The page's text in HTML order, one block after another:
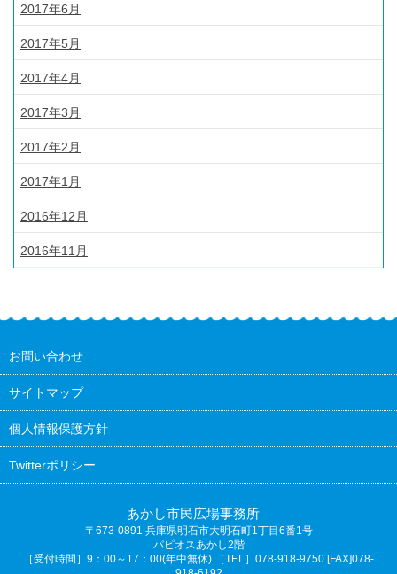
2017年6月
2017年5月
2017年4月
2017年3月
2017年2月
2017年1月
2016年12月
2016年11月
お問い合わせ
サイトマップ
個人情報保護方針
Twitterポリシー
あかし市民広場事務所
〒673-0891 兵庫県明石市大明石町1丁目6番1号
パピオスあかし2階
［受付時間］9：00～17：00(年中無休) ［TEL］078-918-9750 [FAX]078-